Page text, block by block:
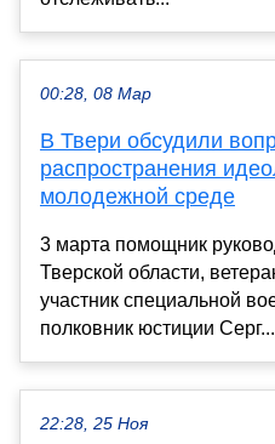
00:28, 08 Мар
В Твери обсудили
распространения
молодежной среде
3 марта помощник
Тверской области,
участник специальной
полковник юстиции Серг...
22:28, 25 Ноя